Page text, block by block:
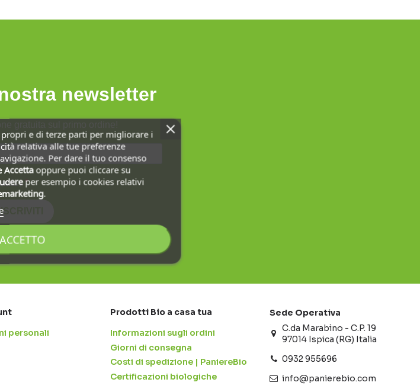
newsletter
.
ISCRIVITI
personali
Prodotti Bio a casa tua
Informazioni sugli ordini
Giorni di consegna
Costi di spedizione | PaniereBio
Certificazioni biologiche
Sede Operativa
C.da Marabino - C.P. 19
97014 Ispica (RG) Italia
0932 955696
info@panierebio.com
e di terze parti per migliorare i
relativa alle tue preferenze
Per dare il tuo consenso
Accettaoppure puoi cliccare su
per esempio i cookies relativi
.
ACCETTO